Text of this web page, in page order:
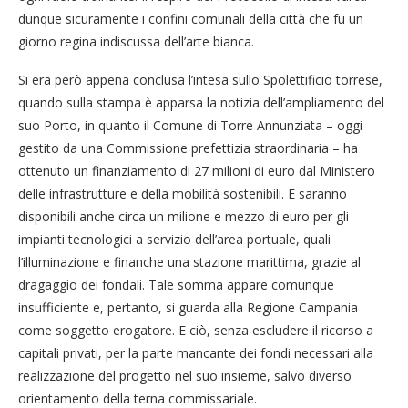
dunque sicuramente i confini comunali della città che fu un
giorno regina indiscussa dell’arte bianca.
Si era però appena conclusa l’intesa sullo Spolettificio torrese,
quando sulla stampa è apparsa la notizia dell’ampliamento del
suo Porto, in quanto il Comune di Torre Annunziata – oggi
gestito da una Commissione prefettizia straordinaria – ha
ottenuto un finanziamento di 27 milioni di euro dal Ministero
delle infrastrutture e della mobilità sostenibili. E saranno
disponibili anche circa un milione e mezzo di euro per gli
impianti tecnologici a servizio dell’area portuale, quali
l’illuminazione e finanche una stazione marittima, grazie al
dragaggio dei fondali. Tale somma appare comunque
insufficiente e, pertanto, si guarda alla Regione Campania
come soggetto erogatore. E ciò, senza escludere il ricorso a
capitali privati, per la parte mancante dei fondi necessari alla
realizzazione del progetto nel suo insieme, salvo diverso
orientamento della terna commissariale.